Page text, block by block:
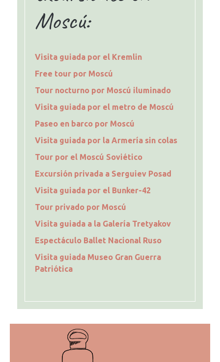
Moscú:
Visita guiada por el Kremlin
Free tour por Moscú
Tour nocturno por Moscú iluminado
Visita guiada por el metro de Moscú
Paseo en barco por Moscú
Visita guiada por la Armería sin colas
Tour por el Moscú Soviético
Excursión privada a Serguiev Posad
Visita guiada por el Bunker-42
Tour privado por Moscú
Visita guiada a la Galería Tretyakov
Espectáculo Ballet Nacional Ruso
Visita guiada Museo Gran Guerra
Patriótica